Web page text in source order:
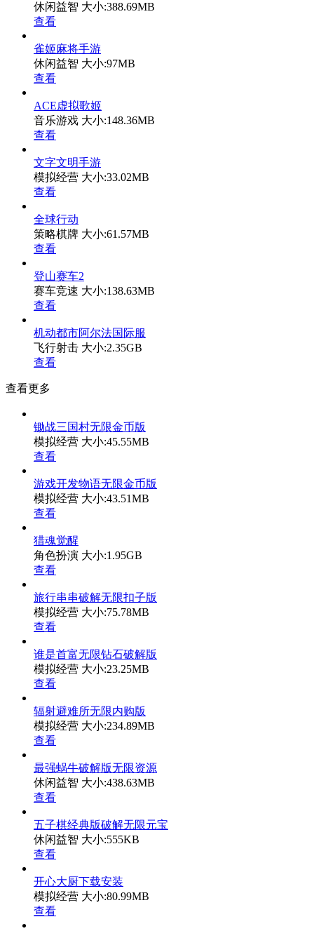
休闲益智 大小:388.69MB
查看
雀姬麻将手游
休闲益智 大小:97MB
查看
ACE虚拟歌姬
音乐游戏 大小:148.36MB
查看
文字文明手游
模拟经营 大小:33.02MB
查看
全球行动
策略棋牌 大小:61.57MB
查看
登山赛车2
赛车竞速 大小:138.63MB
查看
机动都市阿尔法国际服
飞行射击 大小:2.35GB
查看
查看更多
锄战三国村无限金币版
模拟经营 大小:45.55MB
查看
游戏开发物语无限金币版
模拟经营 大小:43.51MB
查看
猎魂觉醒
角色扮演 大小:1.95GB
查看
旅行串串破解无限扣子版
模拟经营 大小:75.78MB
查看
谁是首富无限钻石破解版
模拟经营 大小:23.25MB
查看
辐射避难所无限内购版
模拟经营 大小:234.89MB
查看
最强蜗牛破解版无限资源
休闲益智 大小:438.63MB
查看
五子棋经典版破解无限元宝
休闲益智 大小:555KB
查看
开心大厨下载安装
模拟经营 大小:80.99MB
查看